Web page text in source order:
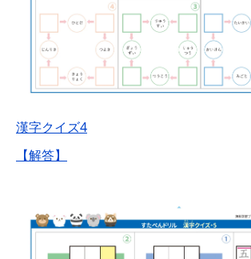
漢字クイズ4
【解答】